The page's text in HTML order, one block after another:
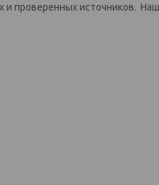
и проверенных источников.